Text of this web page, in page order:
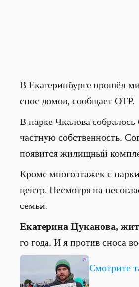
В Екатеринбурге прошёл
снос домов, сообщает ОТР.
В парке Чкалова собралось
частную собственность.
появится жилищный
Кроме многоэтажек с
центр. Несмотря на
семьи.
Екатерина Цуканова,
го года. И я против сноса
Смотрите